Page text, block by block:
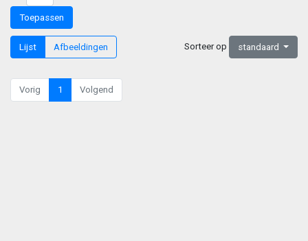
Toepassen
Lijst Afbeeldingen Sorteer op standaard
Vorig 1 Volgend